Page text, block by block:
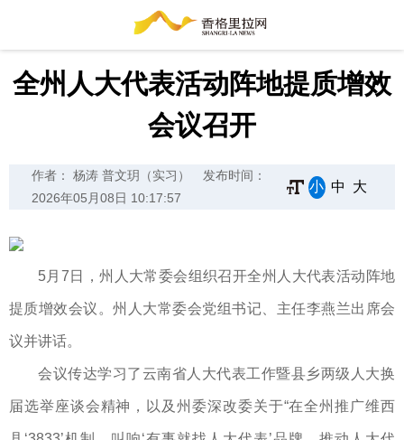
全州人大代表活动阵地提质增效
会议召开
作者： 杨涛 普文玥（实习）
发布时间：
2026年05月08日 10:17:57
小 中 大
5月7日，州人大常委会组织召开全州人大代表活动阵地
提质增效会议。州人大常委会党组书记、主任李燕兰出席会
议并讲话。
会议传达学习了云南省人大代表工作暨县乡两级人大换
届选举座谈会精神，以及州委深改委关于“在全州推广维西